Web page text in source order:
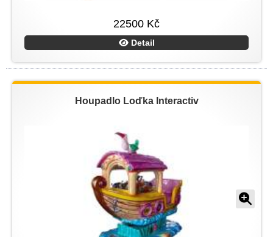
22500 Kč
Detail
Houpadlo Loďka Interactiv